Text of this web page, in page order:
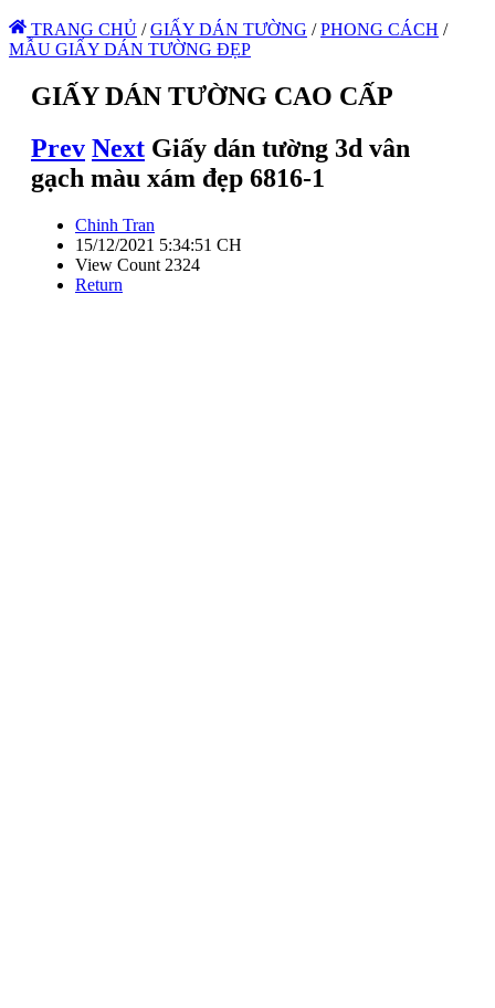
TRANG CHỦ / GIẤY DÁN TƯỜNG / PHONG CÁCH /
MẪU GIẤY DÁN TƯỜNG ĐẸP
GIẤY DÁN TƯỜNG CAO CẤP
Prev Next Giấy dán tường 3d vân
gạch màu xám đẹp 6816-1
Chinh Tran
15/12/2021 5:34:51 CH
View Count 2324
Return